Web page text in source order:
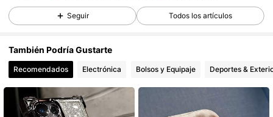
4,90 3.5K Seguidores
4,90 3.5K Seguidores
4,90 3.5K Seguidores
Seguir Todos los artículos
También Podría Gustarte
Recomendados Electrónica Bolsos y Equipaje Deportes &